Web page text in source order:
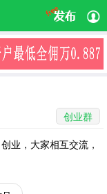
创业群
业，大家相互交流，